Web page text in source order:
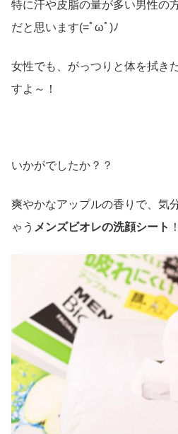
特に汗や皮脂の量が多い男性の
だと思います(=ﾟωﾟ)ﾉ
女性でも、がっつりと体を拭き
すよ～！
いかがでしたか？？
爽やかなアップルの香りで、気
ゃう メンズビオレの洗顔シート